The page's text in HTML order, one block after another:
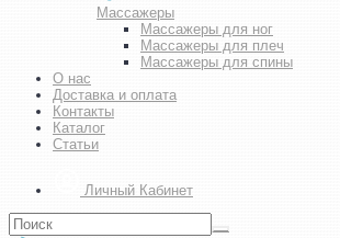
Массажеры
Массажеры для ног
Массажеры для плеч
Массажеры для спины
О нас
Доставка и оплата
Контакты
Каталог
Статьи
Личный Кабинет